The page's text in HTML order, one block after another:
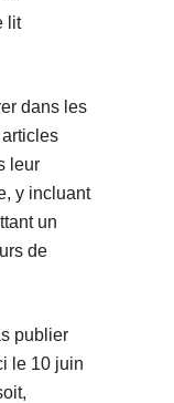
lit
dans les
leur
y incluant
un
de
publier
le 10 juin